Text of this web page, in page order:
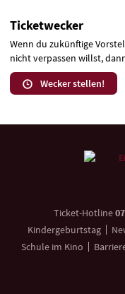
Ticketwecker
Wenn du zukünftige
nicht verpassen willst,
Wecker stellen!
Navigationsmöglichkeiten
Ticket-Hotline
Kindergeburtstag
Schule im Kino